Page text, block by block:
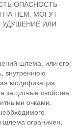
ОПАСНОСТЬ
НЕМ. МОГУТ
УДУШЕНИЕ ИЛИ
шлема, или его
внутреннюю
модификация
защитные свойства
очками.
ограничен,